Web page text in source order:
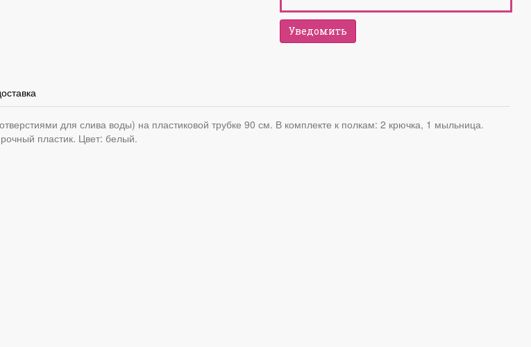
Уведомить
для слива воды) на пластиковой трубке 90 см. В комплекте к полкам: 2 крючка, 1 мыльница.
пластик. Цвет: белый.